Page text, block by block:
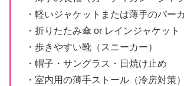
・軽いジャケットまたは薄手のパー
・折りたたみ傘 or レインジャケット
・歩きやすい靴（スニーカー）
・帽子・サングラス・日焼け止め
・室内用の薄手ストール（冷房対策）